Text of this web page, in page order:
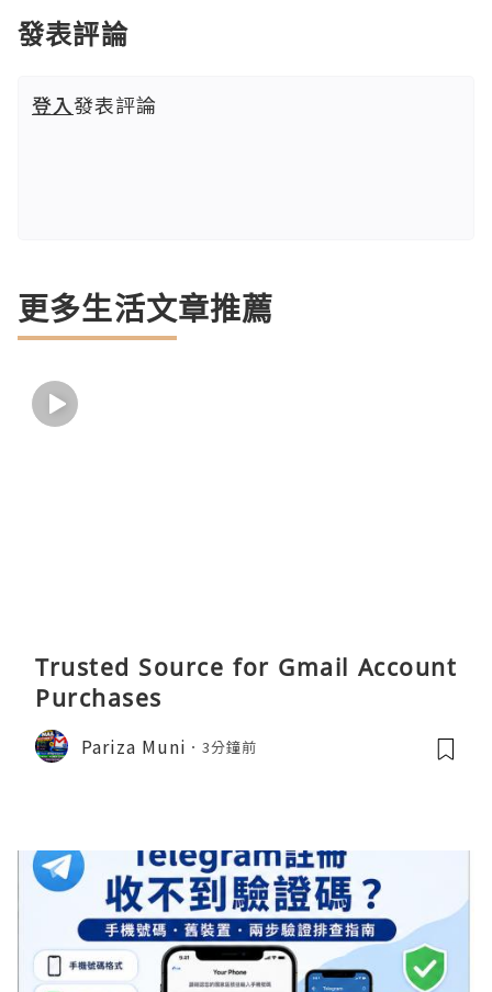
發表評論
登入發表評論
更多生活文章推薦
Trusted Source for Gmail Account
Purchases
Pariza Muni 3分鐘前